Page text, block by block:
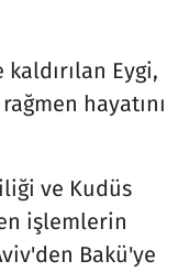
Eygi,
hayatını
ve Kudüs
işlemlerin
Bakü'ye